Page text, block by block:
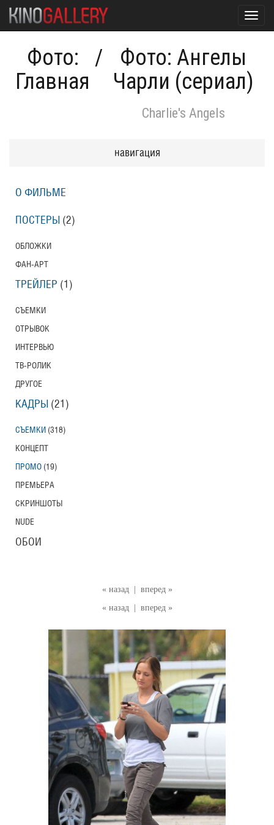
Фото:
Главная
/
Фото: Ангелы
Чарли (сериал)
Charlie's Angels
« назад
вперед »
« назад
вперед »
навигация
О ФИЛЬМЕ
ПОСТЕРЫ (2)
ОБЛОЖКИ
ФАН-АРТ
ТРЕЙЛЕР (1)
СЪЕМКИ
ОТРЫВОК
ИНТЕРВЬЮ
ТВ-РОЛИК
ДРУГОЕ
КАДРЫ (21)
СЪЕМКИ (318)
КОНЦЕПТ
ПРОМО (19)
ПРЕМЬЕРА
СКРИНШОТЫ
NUDE
ОБОИ